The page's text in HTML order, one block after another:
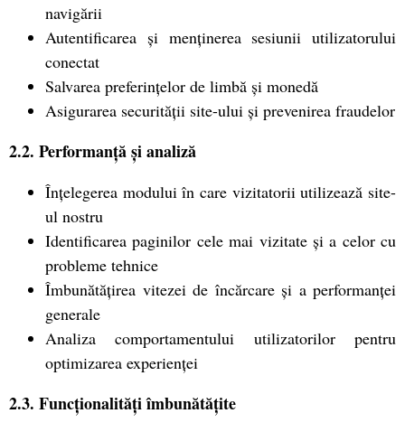
navigării
Autentificarea și menținerea sesiunii utilizatorului
conectat
Salvarea preferințelor de limbă și monedă
Asigurarea securității site-ului și prevenirea fraudelor
2.2. Performanță și analiză
Înțelegerea modului în care vizitatorii utilizează site-
ul nostru
Identificarea paginilor cele mai vizitate și a celor cu
probleme tehnice
Îmbunătățirea vitezei de încărcare și a performanței
generale
Analiza comportamentului utilizatorilor pentru
optimizarea experienței
2.3. Funcționalități îmbunătățite